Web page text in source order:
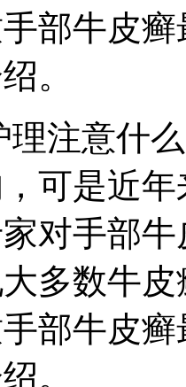
部牛皮
。
注意什
可是近
对手部
多数牛
部牛皮
。